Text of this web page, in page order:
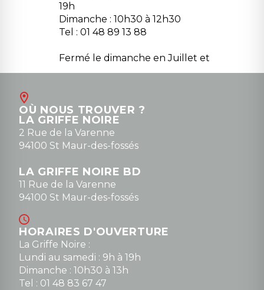
19h
Dimanche : 10h30 à 12h30
Tel : 01 48 89 13 88
Fermé le dimanche en Juillet et
Août
contact@la-griffe-noire.com
0148836747
OÙ NOUS TROUVER ?
LA GRIFFE NOIRE
2 Rue de la Varenne
94100 St Maur-des-fossés
LA GRIFFE NOIRE BD
11 Rue de la Varenne
94100 St Maur-des-fossés
HORAIRES D'OUVERTURE
La Griffe Noire :
Lundi au samedi : 9h à 19h
Dimanche : 10h30 à 13h
Tel : 01 48 83 67 47